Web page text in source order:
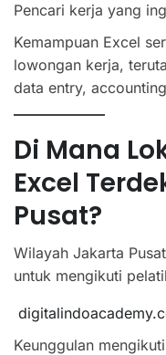
Pencari kerja yang
Kemampuan Excel
lowongan kerja,
data entry,
Di Mana
Excel
Pusat?
Wilayah Jakarta
untuk mengikuti
Keunggulan